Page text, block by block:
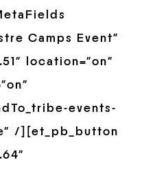
Camps Event”
location=”on”
events-
/][et_pb_button